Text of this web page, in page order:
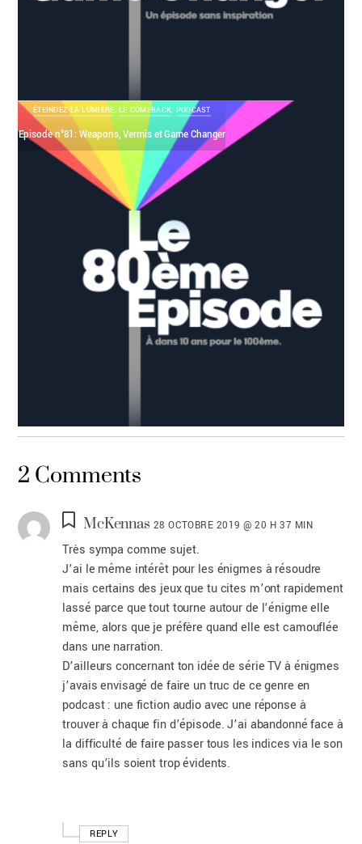
ÉTEINDEZ LA LUMIÈRE,LE COMEBACK, PODCAST
Episode n°81: Weapons, Vermis et Game Changer
ÉTEINDEZ LA LUMIÈRE,LE COMEBACK,PODCAST
2 Comments
McKennas 28 OCTOBRE 2019 @ 20 H 37 MIN
Très sympa comme sujet.
J’ai le même intérêt pour les énigmes à résoudre
mais certains des jeux que tu cites m’ont rapidement
lassé parce que tout tourne autour de l’énigme elle
même, alors que je préfère quand elle est camouflée
dans une narration.
D’ailleurs concernant ton idée de série TV à énigmes
j’avais envisagé de faire un truc de ce genre en
podcast : une fiction audio avec une réponse à
trouver à chaque fin d’épisode. J’ai abandonné face à
la difficulté de faire passer tous les indices via le son
sans qu’ils soient trop évidents.
REPLY